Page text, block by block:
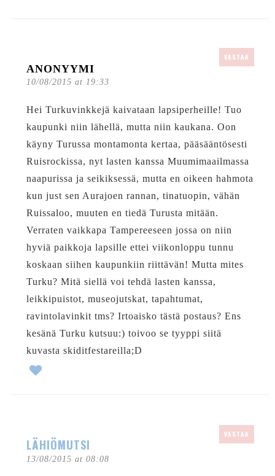
ANONYYMI
10/08/2015 at 19:33
VASTAA
Hei Turkuvinkkejä kaivataan lapsiperheille! Tuo
kaupunki niin lähellä, mutta niin kaukana. Oon
käyny Turussa montamonta kertaa, pääsääntösesti
Ruisrockissa, nyt lasten kanssa Muumimaailmassa
naapurissa ja seikiksessä, mutta en oikeen hahmota
kun just sen Aurajoen rannan, tinatuopin, vähän
Ruissaloo, muuten en tiedä Turusta mitään.
Verraten vaikkapa Tampereeseen jossa on niin
hyviä paikkoja lapsille ettei viikonloppu tunnu
koskaan siihen kaupunkiin riittävän! Mutta mites
Turku? Mitä siellä voi tehdä lasten kanssa,
leikkipuistot, museojutskat, tapahtumat,
ravintolavinkit tms? Irtoaisko tästä postaus? Ens
kesänä Turku kutsuu:) toivoo se tyyppi siitä
kuvasta skiditfestareilla;D
LÄHIÖMUTSI
13/08/2015 at 08:08
VASTAA